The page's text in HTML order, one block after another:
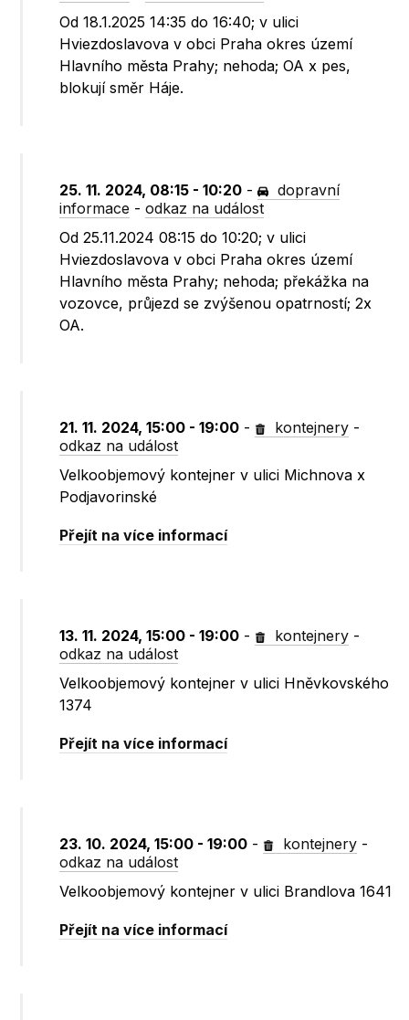
Od 18.1.2025 14:35 do 16:40; v ulici
Hviezdoslavova v obci Praha okres území
Hlavního města Prahy; nehoda; OA x pes,
blokují směr Háje.
25. 11. 2024, 08:15 - 10:20 -
dopravní
informace -odkaz na událost
Od 25.11.2024 08:15 do 10:20; v ulici
Hviezdoslavova v obci Praha okres území
Hlavního města Prahy; nehoda; překážka na
vozovce, průjezd se zvýšenou opatrností; 2x
OA.
21. 11. 2024, 15:00 - 19:00 - kontejnery -
odkaz na událost
Velkoobjemový kontejner v ulici Michnova x
Podjavorinské
Přejít na více informací
13. 11. 2024, 15:00 - 19:00 - kontejnery -
odkaz na událost
Velkoobjemový kontejner v ulici Hněvkovského
1374
Přejít na více informací
23. 10. 2024, 15:00 - 19:00 - kontejnery -
odkaz na událost
Velkoobjemový kontejner v ulici Brandlova 1641
Přejít na více informací